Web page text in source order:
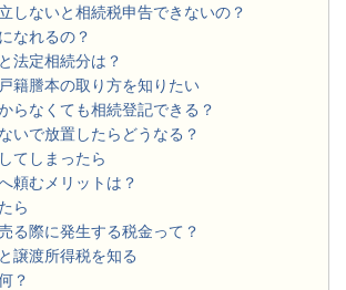
しないと相続税申告できないの？
なれるの？
法定相続分は？
籍謄本の取り方を知りたい
らなくても相続登記できる？
いで放置したらどうなる？
てしまったら
頼むメリットは？
ら
る際に発生する税金って？
譲渡所得税を知る
？